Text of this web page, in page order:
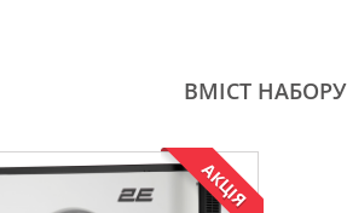
ВМІСТ НАБОРУ
АКЦІЯ